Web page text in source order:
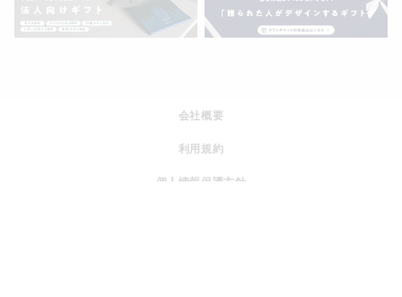
会社概要
利用規約
個人情報保護方針